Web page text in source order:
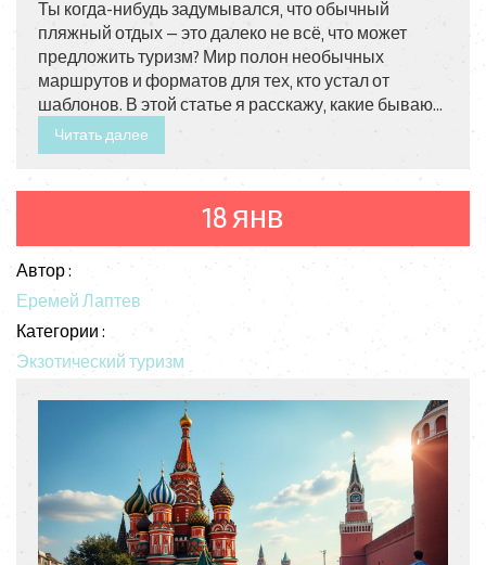
Ты когда-нибудь задумывался, что обычный
пляжный отдых — это далеко не всё, что может
предложить туризм? Мир полон необычных
маршрутов и форматов для тех, кто устал от
шаблонов. В этой статье я расскажу, какие бывают
направления в туризме и почему именно экзотика
становится всё популярнее. Поделюсь примерами
путешествия. Читай — будет полезно!
Читать далее
18 янв
Автор :
Еремей Лаптев
Категории :
Экзотический туризм